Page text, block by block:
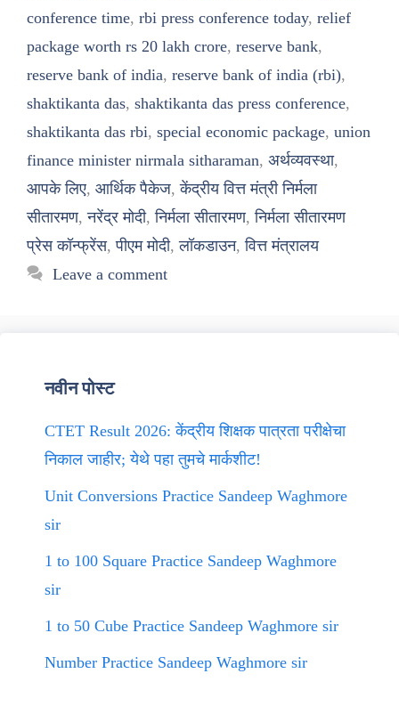
conference time, rbi press conference today, relief
package worth rs 20 lakh crore, reserve bank,
reserve bank of india, reserve bank of india (rbi),
shaktikanta das, shaktikanta das press conference,
shaktikanta das rbi, special economic package, union
finance minister nirmala sitharaman, अर्थव्यवस्था,
आपके लिए, आर्थिक पैकेज,केंद्रीय वित्त मंत्री निर्मला
सीतारमण,नरेंद्र मोदी,निर्मला सीतारमण,निर्मला सीतारमण
प्रेस कॉन्फ्रेंस,पीएम मोदी,लॉकडाउन,वित्त मंत्रालय
Leave a comment
नवीन पोस्ट
CTET Result 2026: केंद्रीय शिक्षक पात्रता परीक्षेचा
निकाल जाहीर; येथे पहा तुमचे मार्कशीट!
Unit Conversions Practice Sandeep Waghmore
sir
1 to 100 Square Practice Sandeep Waghmore
sir
1 to 50 Cube Practice Sandeep Waghmore sir
Number Practice Sandeep Waghmore sir